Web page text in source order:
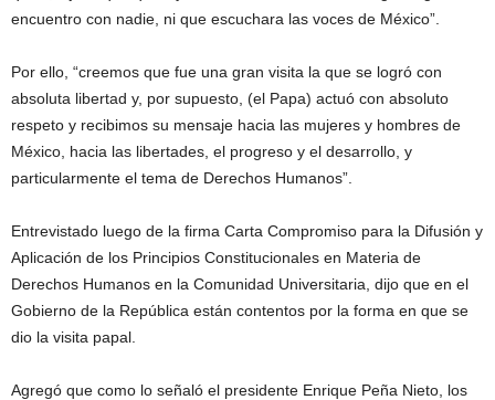
encuentro con nadie, ni que escuchara las voces de México”.
Por ello, “creemos que fue una gran visita la que se logró con
absoluta libertad y, por supuesto, (el Papa) actuó con absoluto
respeto y recibimos su mensaje hacia las mujeres y hombres de
México, hacia las libertades, el progreso y el desarrollo, y
particularmente el tema de Derechos Humanos”.
Entrevistado luego de la firma Carta Compromiso para la Difusión y
Aplicación de los Principios Constitucionales en Materia de
Derechos Humanos en la Comunidad Universitaria, dijo que en el
Gobierno de la República están contentos por la forma en que se
dio la visita papal.
Agregó que como lo señaló el presidente Enrique Peña Nieto, los